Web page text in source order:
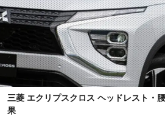
三菱 エクリプスクロス ヘッドレスト・
果